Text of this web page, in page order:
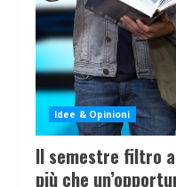
Idee & Opinioni
Il semestre filtro
più che